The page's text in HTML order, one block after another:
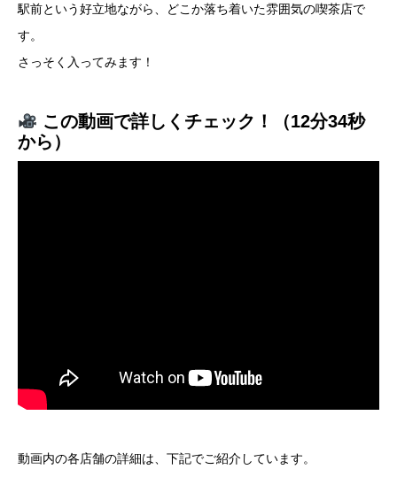
駅前という好立地ながら、どこか落ち着いた雰囲気の喫茶店で
す。
さっそく入ってみます！
この動画で詳しくチェック！（12分34秒
から）
動画内の各店舗の詳細は、下記でご紹介しています。